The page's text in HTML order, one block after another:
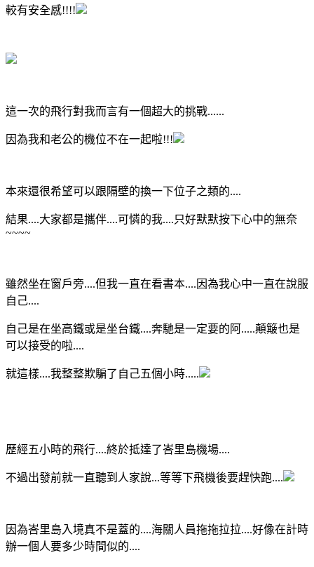
較有安全感!!!!
這一次的飛行對我而言有一個超大的挑戰......
因為我和老公的機位不在一起啦!!!
本來還很希望可以跟隔壁的換一下位子之類的....
結果....大家都是攜伴....可憐的我....只好默默按下心中的無奈
~~~~
雖然坐在窗戶旁....但我一直在看書本....因為我心中一直在說服
自己....
自己是在坐高鐵或是坐台鐵....奔馳是一定要的阿.....顛簸也是
可以接受的啦....
就這樣....我整整欺騙了自己五個小時.....
歷經五小時的飛行....終於抵達了峇里島機場....
不過出發前就一直聽到人家說...等等下飛機後要趕快跑....
因為峇里島入境真不是蓋的....海關人員拖拖拉拉....好像在計時
辦一個人要多少時間似的....